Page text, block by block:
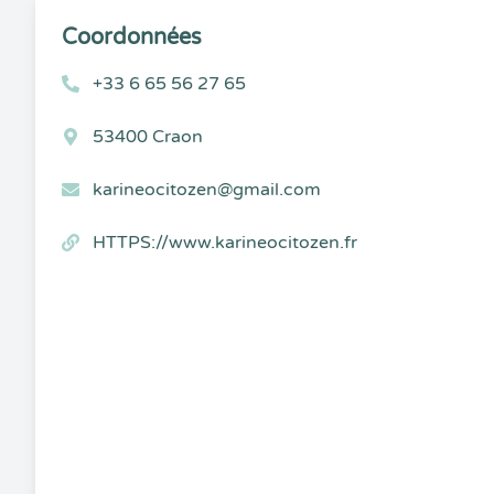
Coordonnées
+33 6 65 56 27 65
53400 Craon
karineocitozen@gmail.com
HTTPS://www.karineocitozen.fr